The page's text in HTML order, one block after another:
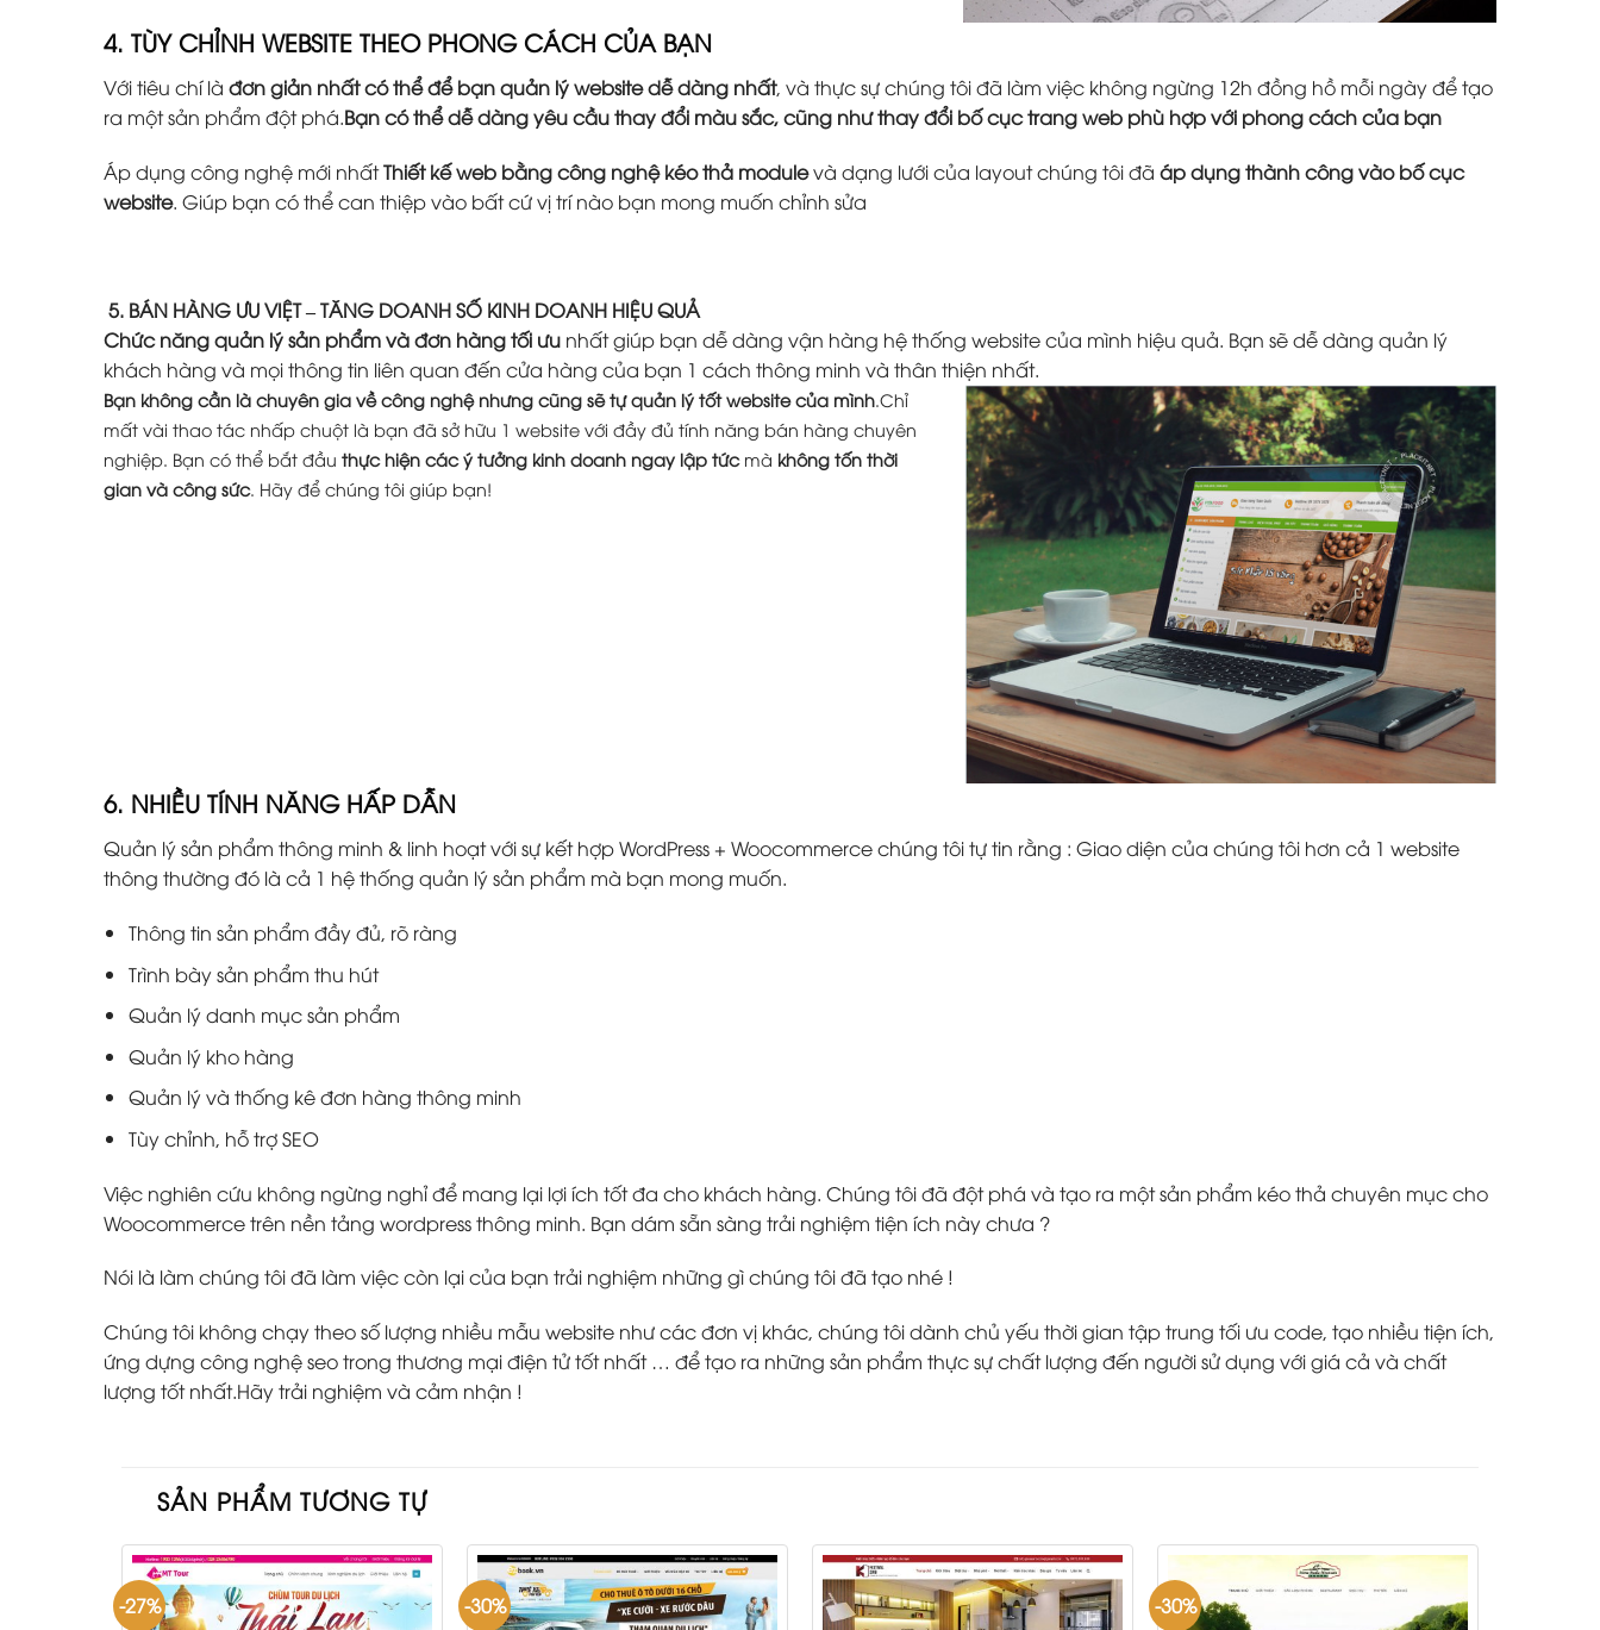
4. TÙY CHỈNH WEBSITE THEO PHONG CÁCH CỦA BẠN
Với tiêu chí là đơn giản nhất có thể để bạn quản lý website dễ dàng nhất, và thực sự chúng tôi đã làm việc không ngừng 12h đồng hồ mỗi ngày để tạo
ra một sản phẩm đột phá.Bạn có thể dễ dàng yêu cầu thay đổi màu sắc, cũng như thay đổi bố cục trang web phù hợp với phong cách của bạn
Áp dụng công nghệ mới nhấtThiết kế web bằng công nghệ kéo thả modulevà dạng lưới của layout chúng tôi đã áp dụng thành công vào bố cục
website. Giúp bạn có thể can thiệp vào bất cứ vị trí nào bạn mong muốn chỉnh sửa
5. BÁN HÀNG ƯU VIỆT – TĂNG DOANH SỐ KINH DOANH HIỆU QUẢ
Chức năng quản lý sản phẩm và đơn hàng tối ưu nhất giúp bạn dễ dàng vận hàng hệ thống website của mình hiệu quả. Bạn sẽ dễ dàng quản lý
khách hàng và mọi thông tin liên quan đến cửa hàng của bạn 1 cách thông minh và thân thiện nhất.
Bạn không cần là chuyên gia về công nghệ nhưng cũng sẽ tự quản lý tốt website của mình.Chỉ
mất vài thao tác nhấp chuột là bạn đã sở hữu 1 website với đầy đủ tính năng bán hàng chuyên
nghiệp. Bạn có thể bắt đầu thực hiện các ý tưởng kinh doanh ngay lập tứcmà không tốn thời
gian và công sức. Hãy để chúng tôi giúp bạn!
6. NHIỀU TÍNH NĂNG HẤP DẪN
Quản lý sản phẩm thông minh & linh hoạt với sự kết hợp WordPress + Woocommerce chúng tôi tự tin rằng : Giao diện của chúng tôi hơn cả 1 website
thông thường đó là cả 1 hệ thống quản lý sản phẩm mà bạn mong muốn.
Thông tin sản phẩm đầy đủ, rõ ràng
Trình bày sản phẩm thu hút
Quản lý danh mục sản phẩm
Quản lý kho hàng
Quản lý và thống kê đơn hàng thông minh
Tùy chỉnh, hỗ trợ SEO
Việc nghiên cứu không ngừng nghỉ để mang lại lợi ích tốt đa cho khách hàng. Chúng tôi đã đột phá và tạo ra một sản phẩm kéo thả chuyên mục cho
Woocommerce trên nền tảng wordpress thông minh. Bạn dám sẵn sàng trải nghiệm tiện ích này chưa ?
Nói là làm chúng tôi đã làm việc còn lại của bạn trải nghiệm những gì chúng tôi đã tạo nhé !
Chúng tôi không chạy theo số lượng nhiều mẫu website như các đơn vị khác, chúng tôi dành chủ yếu thời gian tập trung tối ưu code, tạo nhiều tiện ích,
ứng dựng công nghệ seo trong thương mại điện tử tốt nhất … để tạo ra những sản phẩm thực sự chất lượng đến người sử dụng với giá cả và chất
lượng tốt nhất.Hãy trải nghiệm và cảm nhận !
SẢN PHẨM TƯƠNG TỰ
-27% -30% -30%